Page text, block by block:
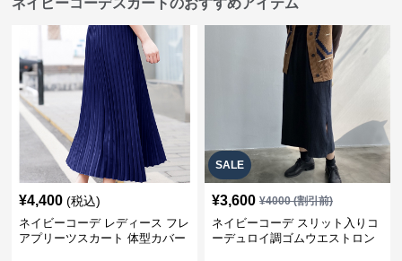
ネイビーコーデスカートのおすすめアイテム
¥4,400 (税込)
ネイビーコーデ レディース フレ
アプリーツスカート 体型カバー
SALE
¥3,600 ¥4000(割引前)
ネイビーコーデ スリット入りコ
ーデュロイ調ゴムウエストロン